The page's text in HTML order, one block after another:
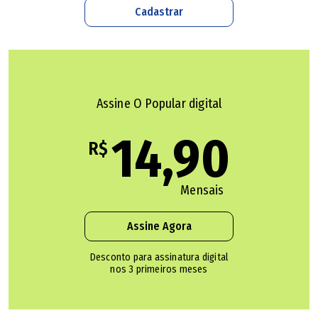
Comitê de controle de gastos do Paço aprova locação
Aluguel de carros fica em até R$ 6,79 milhões por ano
que a Prefeitura está substituindo veículos próprios que
circulação, por exemplo, 300 veículos antigos da área de
contrato anterior a mais, mas porque os veículos próprios
Cadastrar
Assine O Popular digital
R$ 14,90
Mensais
Assine Agora
Desconto para assinatura digital
nos 3 primeiros meses